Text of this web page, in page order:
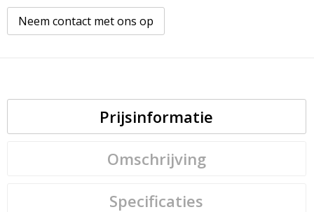
Neem contact met ons op
Prijsinformatie
Omschrijving
Specificaties